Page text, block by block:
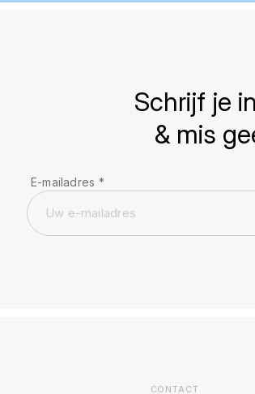
Schrijf je
& mis
E-mailadres *
CONTACT